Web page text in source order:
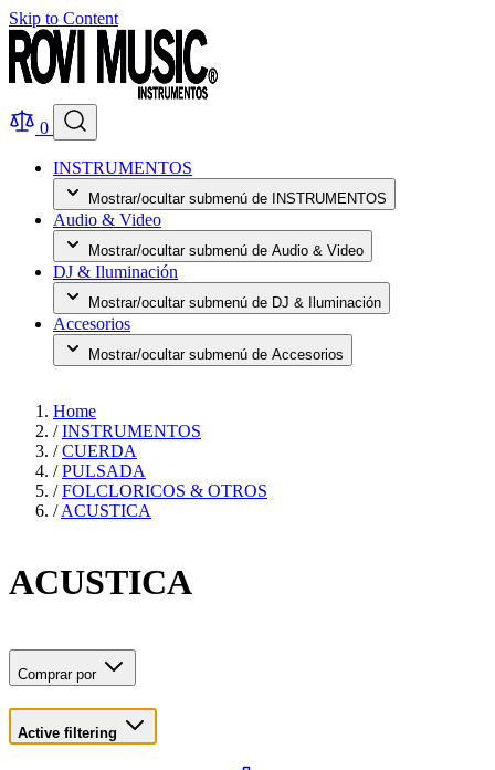
Skip to Content
0
INSTRUMENTOS
Mostrar/ocultar submenú de INSTRUMENTOS
Audio & Video
Mostrar/ocultar submenú de Audio & Video
DJ & Iluminación
Mostrar/ocultar submenú de DJ & Iluminación
Accesorios
Mostrar/ocultar submenú de Accesorios
Home
/ INSTRUMENTOS
/ CUERDA
/ PULSADA
/ FOLCLORICOS & OTROS
/ ACUSTICA
ACUSTICA
Comprar por
Active filtering